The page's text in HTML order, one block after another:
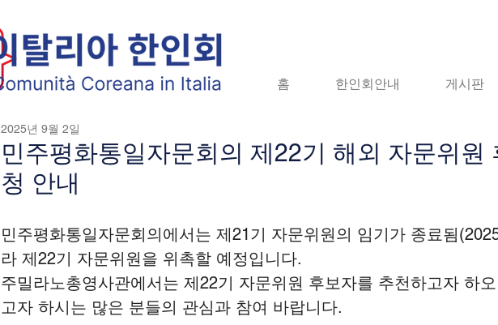
홈 한인회안내 게시판
홈 한인회안내 게시판 자
민주평화통일자문회의 제22기 해외 자문위원
청 안내
2025년 9월 2일
민주평화통일자문회의에서는 제21기 자문위원의 임기가 종료됨
라 제22기 자문위원을 위촉할 예정입니다.
주밀라노총영사관에서는 제22기 자문위원 후보자를 추천하고자 하
고자 하시는 많은 분들의 관심과 참여 바랍니다.